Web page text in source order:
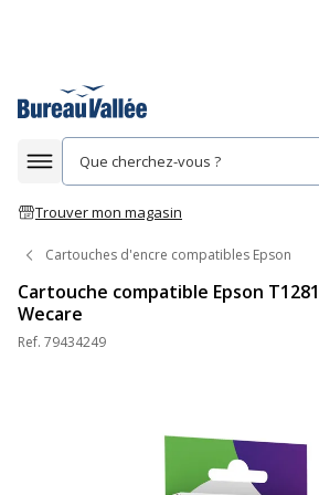
Afficher la navigation
Trouver mon magasin
Cartouches d'encre compatibles Epson
Cartouche compatible Epson
Wecare
Ref. 79434249